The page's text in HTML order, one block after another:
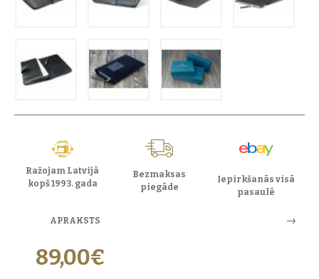
Ražojam Latvijā
kopš 1993. gada
Bezmaksas
piegāde
Iepirkšanās visā
pasaulē
APRAKSTS
89,00€